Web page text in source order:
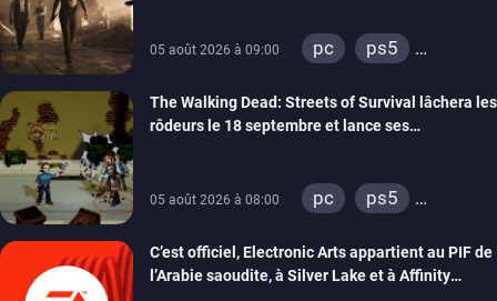
05 août 2026 à 09:00 pc
ps5
The Walking Dead: Streets of Survival lâchera les
rôdeurs le 18 septembre et lance ses
05 août 2026 à 08:00 pc
ps5
switch
switch 2
C’est officiel, Electronic Arts appartient au PIF de
l’Arabie saoudite, à Silver Lake et à Affinity